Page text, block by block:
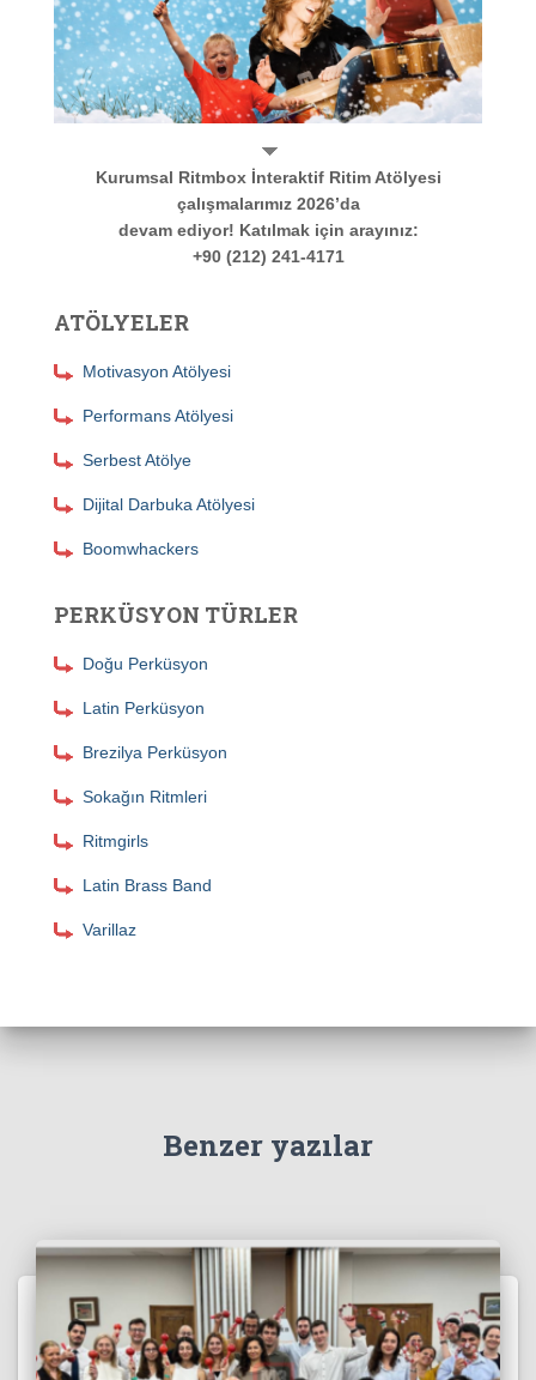
Kurumsal Ritmbox İnteraktif Ritim Atölyesi
çalışmalarımız 2026’da
devam ediyor! Katılmak için arayınız:
+90 (212) 241-4171
ATÖLYELER
Motivasyon Atölyesi
Performans Atölyesi
Serbest Atölye
Dijital Darbuka Atölyesi
Boomwhackers
PERKÜSYON TÜRLER
Doğu Perküsyon
Latin Perküsyon
Brezilya Perküsyon
Sokağın Ritmleri
Ritmgirls
Latin Brass Band
Varillaz
Benzer yazılar